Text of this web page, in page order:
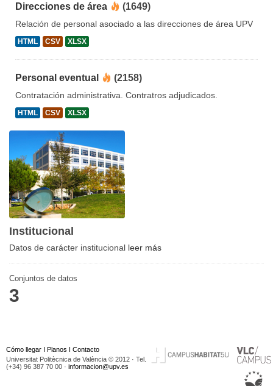
Direcciones de área (1649)
Relación de personal asociado a las direcciones de área UPV
HTML CSV XLSX
Personal eventual (2158)
Contratación administrativa. Contratros adjudicados.
HTML CSV XLSX
Institucional
Datos de carácter institucional leer más
Conjuntos de datos
3
Cómo llegar I Planos I Contacto
Universitat Politècnica de València © 2012 · Tel.
(+34) 96 387 70 00 · informacion@upv.es